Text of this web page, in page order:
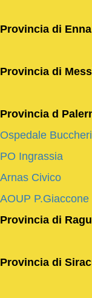
Provincia di Enna
Provincia di
Provincia d
Ospedale
PO Ingrassia
Arnas Civico
AOUP P.Giaccone
Provincia di
Provincia di